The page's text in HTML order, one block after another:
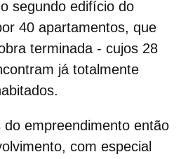
segundo edifício do
40 apartamentos, que
terminada - cujos 28
já totalmente
do empreendimento então
com especial